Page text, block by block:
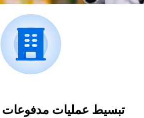
تبسيط عمليات مدفوعات